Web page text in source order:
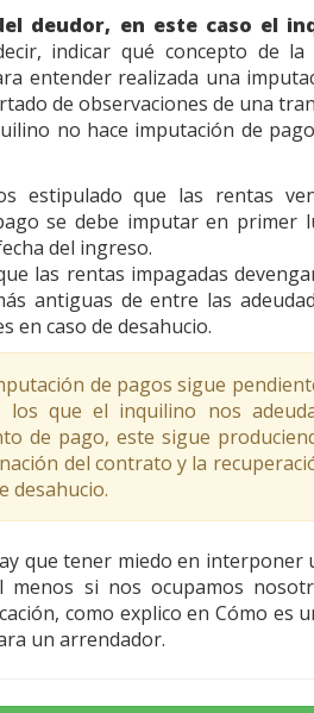
deudor, en este caso el
indicar qué concepto de
entender realizada una
de observaciones de una
no hace imputación de
estipulado que las rentas
se debe imputar en primer
del ingreso.
las rentas impagadas
antiguas de entre las
en caso de desahucio.
de pagos sigue
que el inquilino nos
de pago, este sigue
del contrato y la
desahucio.
que tener miedo en interponer
menos si nos ocupamos
como explico en Cómo es
un arrendador.